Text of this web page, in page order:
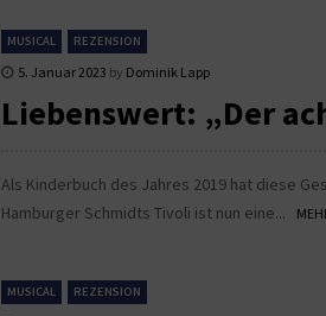
MUSICAL REZENSION
5. Januar 2023 by Dominik Lapp
Liebenswert: „Der
Als Kinderbuch des Jahres 2019 hat diese
Hamburger Schmidts Tivoli ist nun eine...
MUSICAL REZENSION